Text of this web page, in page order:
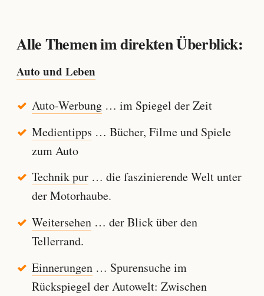
Alle Themen im direkten Überblick:
Auto und Leben
Auto-Werbung… im Spiegel der Zeit
Medientipps … Bücher, Filme und Spiele
zum Auto
Technik pur… die faszinierende Welt unter
der Motorhaube.
Weitersehen… der Blick über den
Tellerrand.
Einnerungen… Spurensuche im
Rückspiegel der Autowelt: Zwischen